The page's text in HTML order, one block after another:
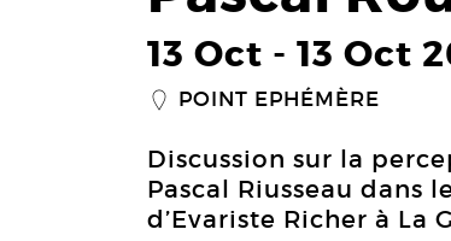
13 Oct - 13 Oct
_ POINT EPHÉMÈRE
Discussion sur la
Pascal Riusseau dans
d’Evariste Richer à La